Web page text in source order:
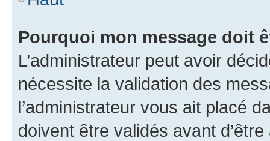
Pourquoi mon message doit
L’administrateur peut avoir
nécessite la validation des
l’administrateur vous ait placé
doivent être validés avant